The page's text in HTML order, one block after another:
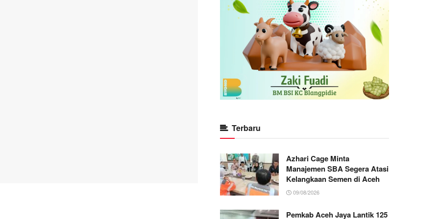
Terbaru
Azhari Cage Minta
Manajemen SBA Segera Atasi
Kelangkaan Semen di Aceh
09/08/2026
Pemkab Aceh Jaya Lantik 125